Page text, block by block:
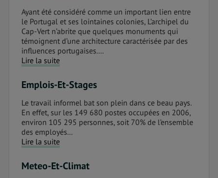
Ayant été considéré comme un important lien entre
le Portugal et ses lointaines colonies, L’archipel du
Cap-Vert n’abrite que quelques monuments qui
témoignent d’une architecture caractérisée par des
influences portugaises....
Lire la suite
Emplois-Et-Stages
Le travail informel bat son plein dans ce beau pays.
En effet, sur les 149 680 postes occupées en 2006,
environ 105 295 personnes, soit 70% de l’ensemble
des employés...
Lire la suite
Meteo-Et-Climat